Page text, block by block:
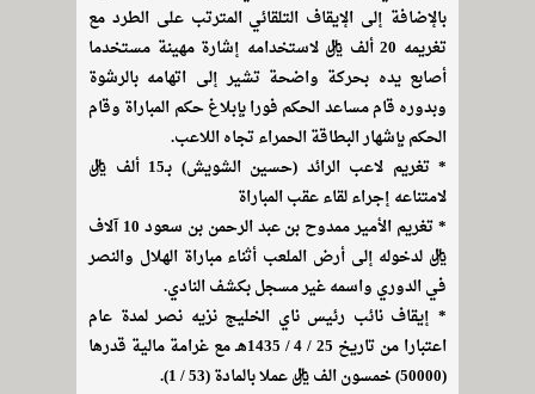
بالإضافة إلى الإيقاف التلقائي المترتب على الطرد مع
تغريمه 20 ألف ريال لاستخدامه إشارة مهينة مستخدما
أصابع يده بحركة واضحة تشير إلى اتهامه بالرشوة
وبدوره قام مساعد الحكم فورا بإبلاغ حكم المباراة وقام
الحكم بإشهار البطاقة الحمراء تجاه اللاعب.
* تغريم لاعب الرائد (حسين الشويش) بـ15 ألف ريال
لامتناعه إجراء لقاء عقب المباراة
* تغريم الأمير ممدوح بن عبد الرحمن بن سعود 10 آلاف
ريال لدخوله إلى أرض الملعب أثناء مباراة الهلال والنصر
في الدوري واسمه غير مسجل بكشف النادي.
* إيقاف نائب رئيس ناي الخليج نزيه نصر لمدة عام
اعتبارا من تاريخ 25 / 4 / 1435هـ مع غرامة مالية قدرها
(50000) خمسون الف ريال عملا بالمادة (53 / 1).